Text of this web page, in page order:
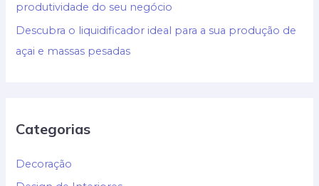
produtividade do seu negócio
Descubra o liquidificador ideal para a sua produção de
açai e massas pesadas
Categorias
Decoração